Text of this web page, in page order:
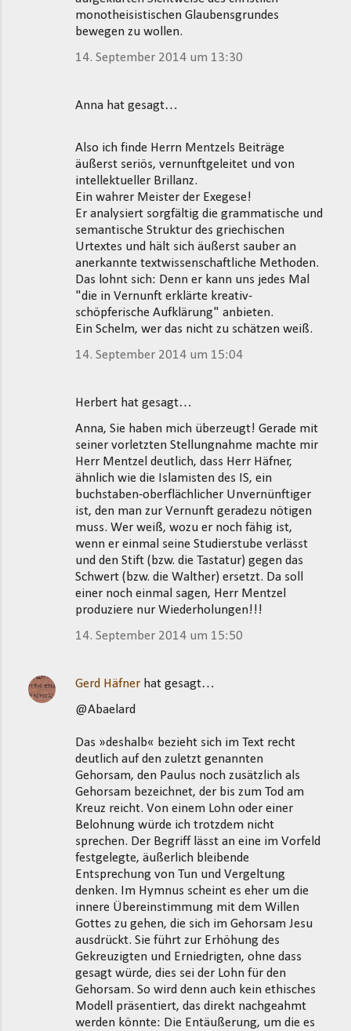
monotheisistischen Glaubensgrundes
bewegen zu wollen.
14. September 2014 um 13:30
Anna hat gesagt…
Also ich finde Herrn Mentzels Beiträge
äußerst seriös, vernunftgeleitet und von
intellektueller Brillanz.
Ein wahrer Meister der Exegese!
Er analysiert sorgfältig die grammatische und
semantische Struktur des griechischen
Urtextes und hält sich äußerst sauber an
anerkannte textwissenschaftliche Methoden.
Das lohnt sich: Denn er kann uns jedes Mal
"die in Vernunft erklärte kreativ-
schöpferische Aufklärung" anbieten.
Ein Schelm, wer das nicht zu schätzen weiß.
14. September 2014 um 15:04
Herbert hat gesagt…
Anna, Sie haben mich überzeugt! Gerade mit
seiner vorletzten Stellungnahme machte mir
Herr Mentzel deutlich, dass Herr Häfner,
ähnlich wie die Islamisten des IS, ein
buchstaben-oberflächlicher Unvernünftiger
ist, den man zur Vernunft geradezu nötigen
muss. Wer weiß, wozu er noch fähig ist,
wenn er einmal seine Studierstube verlässt
und den Stift (bzw. die Tastatur) gegen das
Schwert (bzw. die Walther) ersetzt. Da soll
einer noch einmal sagen, Herr Mentzel
produziere nur Wiederholungen!!!
14. September 2014 um 15:50
Gerd Häfner hat gesagt…
@Abaelard
Das »deshalb« bezieht sich im Text recht
deutlich auf den zuletzt genannten
Gehorsam, den Paulus noch zusätzlich als
Gehorsam bezeichnet, der bis zum Tod am
Kreuz reicht. Von einem Lohn oder einer
Belohnung würde ich trotzdem nicht
sprechen. Der Begriff lässt an eine im Vorfeld
festgelegte, äußerlich bleibende
Entsprechung von Tun und Vergeltung
denken. Im Hymnus scheint es eher um die
innere Übereinstimmung mit dem Willen
Gottes zu gehen, die sich im Gehorsam Jesu
ausdrückt. Sie führt zur Erhöhung des
Gekreuzigten und Erniedrigten, ohne dass
gesagt würde, dies sei der Lohn für den
Gehorsam. So wird denn auch kein ethisches
Modell präsentiert, das direkt nachgeahmt
werden könnte: Die Entäußerung, um die es